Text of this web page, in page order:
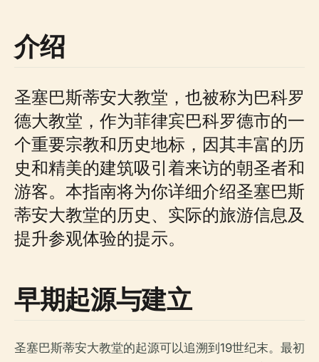
介绍
圣塞巴斯蒂安大教堂，也被称为巴科罗
德大教堂，作为菲律宾巴科罗德市的一
个重要宗教和历史地标，因其丰富的历
史和精美的建筑吸引着来访的朝圣者和
游客。本指南将为你详细介绍圣塞巴斯
蒂安大教堂的历史、实际的旅游信息及
提升参观体验的提示。
早期起源与建立
圣塞巴斯蒂安大教堂的起源可以追溯到19世纪末。最初